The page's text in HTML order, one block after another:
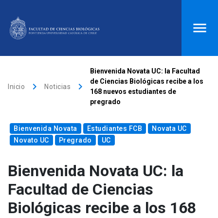
Biblioteca launch Donaciones launch
Correo
search
Quiénes somos
Inicio keyboard_arrow_right Noticias keyboard_arrow_right
Bienvenida Novata UC: la Facultad
de Ciencias Biológicas recibe a los
168 nuevos estudiantes de
pregrado
Bienvenida Novata Estudiantes FCB
Novata UC
Novato UC
Pregrado UC
Bienvenida Novata UC: la
Facultad de Ciencias
Biológicas recibe a los 168